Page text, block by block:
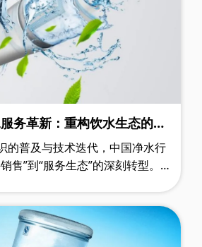
务革新：重构饮水生态的行
的普及与技术迭代，中国净水行
售”到“服务生态”的深刻转型。